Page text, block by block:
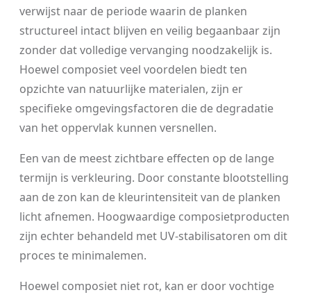
verwijst naar de periode waarin de planken
structureel intact blijven en veilig begaanbaar zijn
zonder dat volledige vervanging noodzakelijk is.
Hoewel composiet veel voordelen biedt ten
opzichte van natuurlijke materialen, zijn er
specifieke omgevingsfactoren die de degradatie
van het oppervlak kunnen versnellen.
Een van de meest zichtbare effecten op de lange
termijn is verkleuring. Door constante blootstelling
aan de zon kan de kleurintensiteit van de planken
licht afnemen. Hoogwaardige composietproducten
zijn echter behandeld met UV-stabilisatoren om dit
proces te minimalemen.
Hoewel composiet niet rot, kan er door vochtige